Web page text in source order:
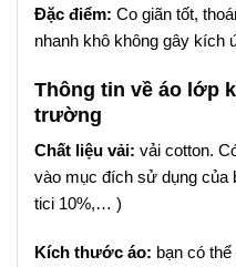
Đặc điểm: Co giãn tốt,
nhanh khô không gây kích
Thông tin về áo lớp
trường
Chất liệu vải: vải cotton.
vào mục đích sử dụng của
tici 10%,… )
Kích thước áo: bạn có